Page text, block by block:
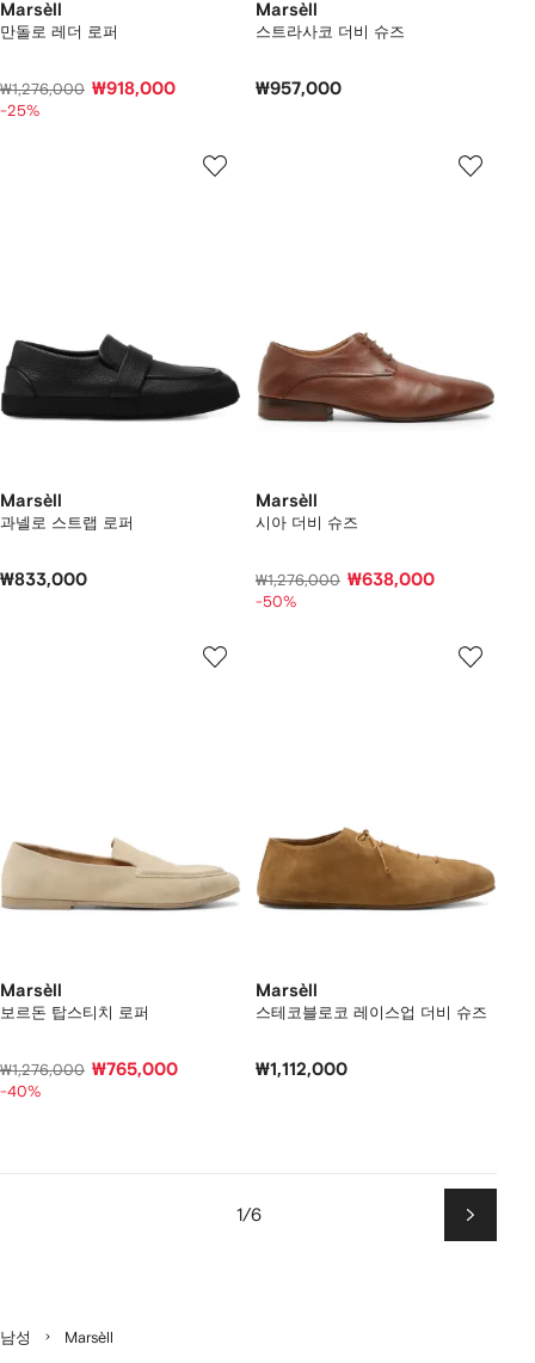
Marsèll
만돌로 레더 로퍼
₩1,276,000 ₩918,000
-25%
Marsèll
스트라사코 더비 슈즈
₩957,000
Marsèll
과넬로 스트랩 로퍼
₩833,000
Marsèll
시아 더비 슈즈
₩1,276,000 ₩638,000
-50%
Marsèll
보르돈 탑스티치 로퍼
₩1,276,000 ₩765,000
-40%
Marsèll
스테코블로코 레이스업 더비 슈즈
₩1,112,000
1/6
다
음
남성 Marsèll